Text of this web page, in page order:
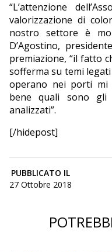
“L’attenzione
valorizzazione di
nostro settore è
D’Agostino,
premiazione, “il fatto
sofferma su temi
operano nei porti mi
bene quali sono gli
analizzati”.
[/hidepost]
PUBBLICATO IL
27 Ottobre 2018